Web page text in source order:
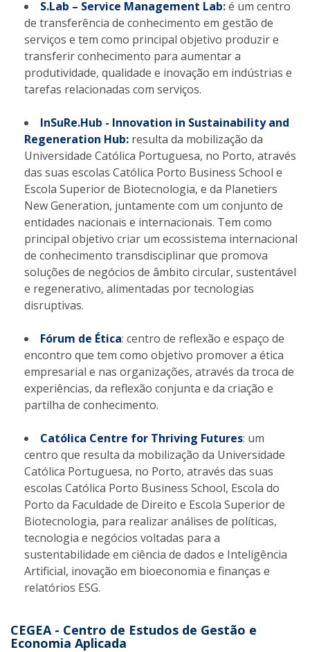
S.Lab – Service Management Lab:é um centro
de transferência de conhecimento em gestão de
serviços e tem como principal objetivo produzir e
transferir conhecimento para aumentar a
produtividade, qualidade e inovação em indústrias e
tarefas relacionadas com serviços.
​InSuRe.Hub - Innovation in Sustainability and
Regeneration Hub: resulta da mobilização da
Universidade Católica Portuguesa, no Porto, através
das suas escolas Católica Porto Business School e
Escola Superior de Biotecnologia, e da Planetiers
New Generation, juntamente com um conjunto de
entidades nacionais e internacionais. Tem como
principal objetivo criar um ecossistema internacional
de conhecimento transdisciplinar que promova
soluções de negócios de âmbito circular, sustentável
e regenerativo, alimentadas por tecnologias
disruptivas.
Fórum de Ética: centro de reflexão e espaço de
encontro que tem como objetivo promover a ética
empresarial e nas organizações, através da troca de
experiências, da reflexão conjunta e da criação e
partilha de conhecimento.
Católica Centre for Thriving Futures: um
centro que resulta da mobilização da Universidade
Católica Portuguesa, no Porto, através das suas
escolas Católica Porto Business School, Escola do
Porto da Faculdade de Direito e Escola Superior de
Biotecnologia, para realizar análises de políticas,
tecnologia e negócios voltadas para a
sustentabilidade em ciência de dados e Inteligência
Artificial, inovação em bioeconomia e finanças e
relatórios ESG.
CEGEA - Centro de Estudos de Gestão e
Economia Aplicada